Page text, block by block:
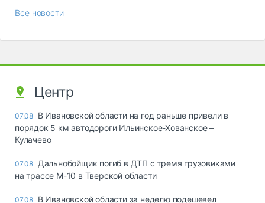
Все новости
Центр
07.08 В Ивановской области на год раньше привели в
порядок 5 км автодороги Ильинское-Хованское –
Кулачево
07.08 Дальнобойщик погиб в ДТП с тремя грузовиками
на трассе М-10 в Тверской области
07.08 В Ивановской области за неделю подешевел